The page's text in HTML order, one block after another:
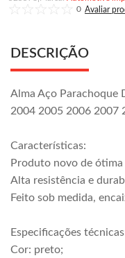
0
DESCRIÇÃO
Alma Aço Parachoque
2004 2005 2006 2007
Características:
Produto novo de ótima
Alta resistência e
Feito sob medida,
Especificações
Cor: preto;